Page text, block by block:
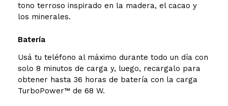
tono terroso inspirado en la madera, el cacao y
los minerales.
Batería
Usá tu teléfono al máximo durante todo un día con
solo 8 minutos de carga y, luego, recargalo para
obtener hasta 36 horas de batería con la carga
TurboPower™ de 68 W.